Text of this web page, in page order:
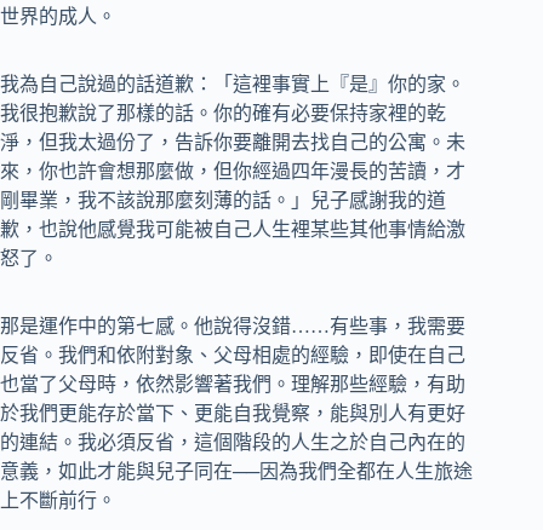
世界的成人。
我為自己說過的話道歉：「這裡事實上『是』你的家。
我很抱歉說了那樣的話。你的確有必要保持家裡的乾
淨，但我太過份了，告訴你要離開去找自己的公寓。未
來，你也許會想那麼做，但你經過四年漫長的苦讀，才
剛畢業，我不該說那麼刻薄的話。」兒子感謝我的道
歉，也說他感覺我可能被自己人生裡某些其他事情給激
怒了。
那是運作中的第七感。他說得沒錯……有些事，我需要
反省。我們和依附對象、父母相處的經驗，即使在自己
也當了父母時，依然影響著我們。理解那些經驗，有助
於我們更能存於當下、更能自我覺察，能與別人有更好
的連結。我必須反省，這個階段的人生之於自己內在的
意義，如此才能與兒子同在──因為我們全都在人生旅途
上不斷前行。